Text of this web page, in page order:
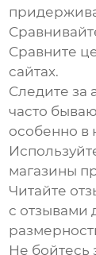
Сравните
сайтах.
Следите за
часто
особенно в
магазины
Читайте
с отзывами
Не бойтесь